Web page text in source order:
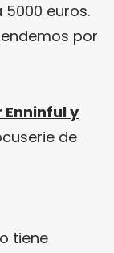
5000 euros.
por
y
de
tiene